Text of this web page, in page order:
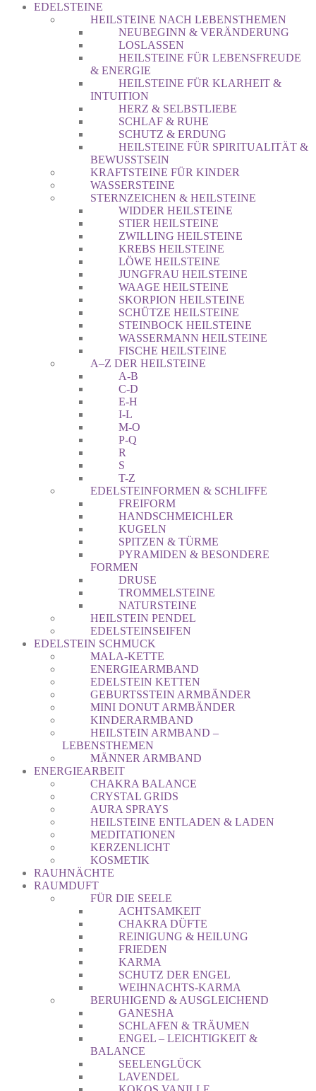
EDELSTEINE
HEILSTEINE NACH LEBENSTHEMEN
NEUBEGINN & VERÄNDERUNG
LOSLASSEN
HEILSTEINE FÜR LEBENSFREUDE
& ENERGIE
HEILSTEINE FÜR KLARHEIT &
INTUITION
HERZ & SELBSTLIEBE
SCHLAF & RUHE
SCHUTZ & ERDUNG
HEILSTEINE FÜR SPIRITUALITÄT &
BEWUSSTSEIN
KRAFTSTEINE FÜR KINDER
WASSERSTEINE
STERNZEICHEN & HEILSTEINE
WIDDER HEILSTEINE
STIER HEILSTEINE
ZWILLING HEILSTEINE
KREBS HEILSTEINE
LÖWE HEILSTEINE
JUNGFRAU HEILSTEINE
WAAGE HEILSTEINE
SKORPION HEILSTEINE
SCHÜTZE HEILSTEINE
STEINBOCK HEILSTEINE
WASSERMANN HEILSTEINE
FISCHE HEILSTEINE
A–Z DER HEILSTEINE
A-B
C-D
E-H
I-L
M-O
P-Q
R
S
T-Z
EDELSTEINFORMEN & SCHLIFFE
FREIFORM
HANDSCHMEICHLER
KUGELN
SPITZEN & TÜRME
PYRAMIDEN & BESONDERE
FORMEN
DRUSE
TROMMELSTEINE
NATURSTEINE
HEILSTEIN PENDEL
EDELSTEINSEIFEN
EDELSTEIN SCHMUCK
MALA-KETTE
ENERGIEARMBAND
EDELSTEIN KETTEN
GEBURTSSTEIN ARMBÄNDER
MINI DONUT ARMBÄNDER
KINDERARMBAND
HEILSTEIN ARMBAND –
LEBENSTHEMEN
MÄNNER ARMBAND
ENERGIEARBEIT
CHAKRA BALANCE
CRYSTAL GRIDS
AURA SPRAYS
HEILSTEINE ENTLADEN & LADEN
MEDITATIONEN
KERZENLICHT
KOSMETIK
RAUHNÄCHTE
RAUMDUFT
FÜR DIE SEELE
ACHTSAMKEIT
CHAKRA DÜFTE
REINIGUNG & HEILUNG
FRIEDEN
KARMA
SCHUTZ DER ENGEL
WEIHNACHTS-KARMA
BERUHIGEND & AUSGLEICHEND
GANESHA
SCHLAFEN & TRÄUMEN
ENGEL – LEICHTIGKEIT &
BALANCE
SEELENGLÜCK
LAVENDEL